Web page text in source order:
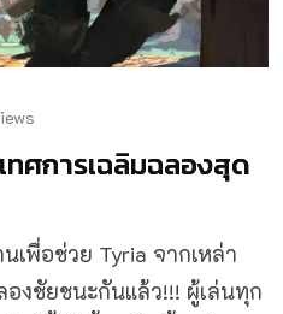
ทศการเฉลิมฉลองสุด
พื่อช่วย Tyria จากเหล่า
องชัยชนะกันแล้ว!!! ผู้เล่นทุก